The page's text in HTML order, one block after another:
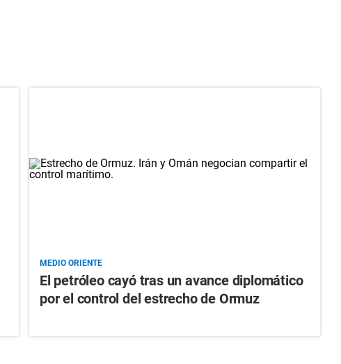
MEDIO ORIENTE
El petróleo cayó tras un avance diplomático
por el control del estrecho de Ormuz